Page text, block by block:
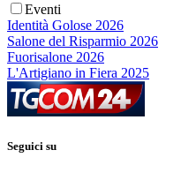
Eventi
Identità Golose 2026
Salone del Risparmio 2026
Fuorisalone 2026
L'Artigiano in Fiera 2025
Seguici su